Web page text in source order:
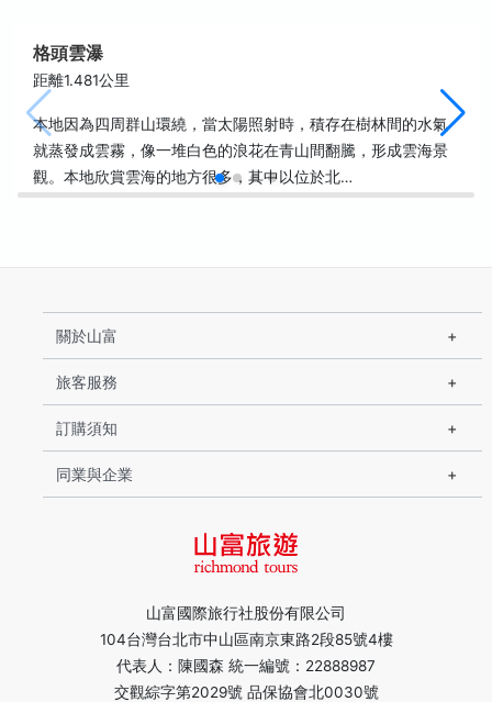
格頭雲瀑
距離1.481公里
本地因為四周群山環繞，當太陽照射時，積存在樹林間的水氣
就蒸發成雲霧，像一堆白色的浪花在青山間翻騰，形成雲海景
觀。本地欣賞雲海的地方很多，其中以位於北…
山富國際旅行社股份有限公司
104台灣台北市中山區南京東路2段85號4樓
代表人：陳國森 統一編號：22888987
交觀綜字第2029號 品保協會北0030號
關於山富
旅客服務
訂購須知
同業與企業